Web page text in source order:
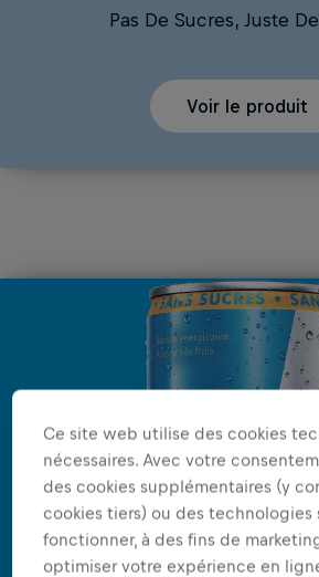
Pas De Sucres, Juste
Voir le produit
Ce site web utilise des cookies
nécessaires. Avec votre
des cookies supplémentaires (y
cookies tiers) ou des technologies
fonctionner, à des fins de
optimiser votre expérience en